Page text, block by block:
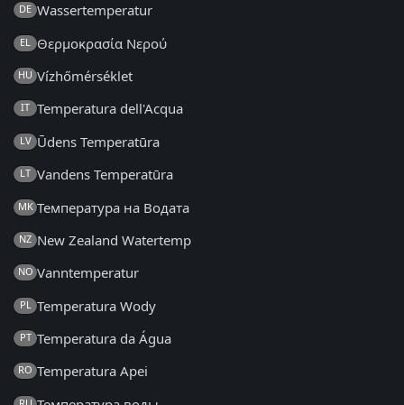
DE Wassertemperatur
EL Θερμοκρασία Νερού
HU Vízhőmérséklet
IT Temperatura dell'Acqua
LV Ūdens Temperatūra
LT Vandens Temperatūra
MK Температура на Водата
NZ New Zealand Watertemp
NO Vanntemperatur
PL Temperatura Wody
PT Temperatura da Água
RO Temperatura Apei